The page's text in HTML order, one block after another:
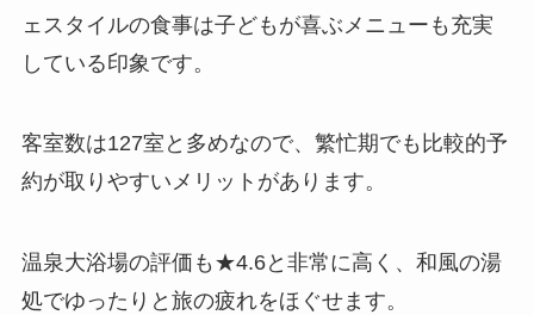
ェスタイルの食事は子どもが喜ぶメニューも充実
している印象です。
客室数は127室と多めなので、繁忙期でも比較的予
約が取りやすいメリットがあります。
温泉大浴場の評価も★4.6と非常に高く、和風の湯
処でゆったりと旅の疲れをほぐせます。